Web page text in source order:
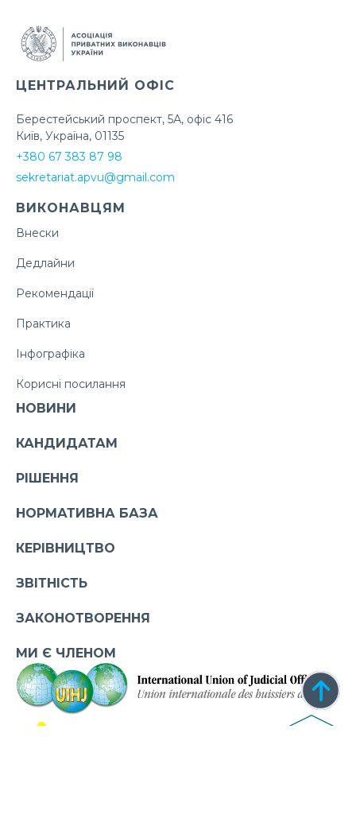
ЦЕНТРАЛЬНИЙ ОФІС
Берестейський проспект, 5А, офіс 416
Київ, Україна, 01135
+380 67 383 87 98
sekretariat.apvu@gmail.com
ВИКОНАВЦЯМ
Внески
Дедлайни
Рекомендації
Практика
Інфографіка
Корисні посилання
НОВИНИ
КАНДИДАТАМ
РІШЕННЯ
НОРМАТИВНА БАЗА
КЕРІВНИЦТВО
ЗВІТНІСТЬ
ЗАКОНОТВОРЕННЯ
МИ Є ЧЛЕНОМ